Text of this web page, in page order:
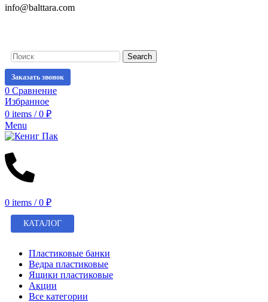
info@balttara.com
Search
Заказать звонок
0 Сравнение
Избранное
0 items / 0 ₽
Menu
0 items / 0 ₽
КАТАЛОГ
Пластиковые банки
Ведра пластиковые
Ящики пластиковые
Акции
Все категории